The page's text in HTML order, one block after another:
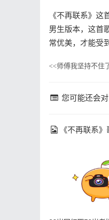
《不再联系》
男生版本，这首
常优美，才能受
<<师傅我坚持不住
您可能还会
《不再联系